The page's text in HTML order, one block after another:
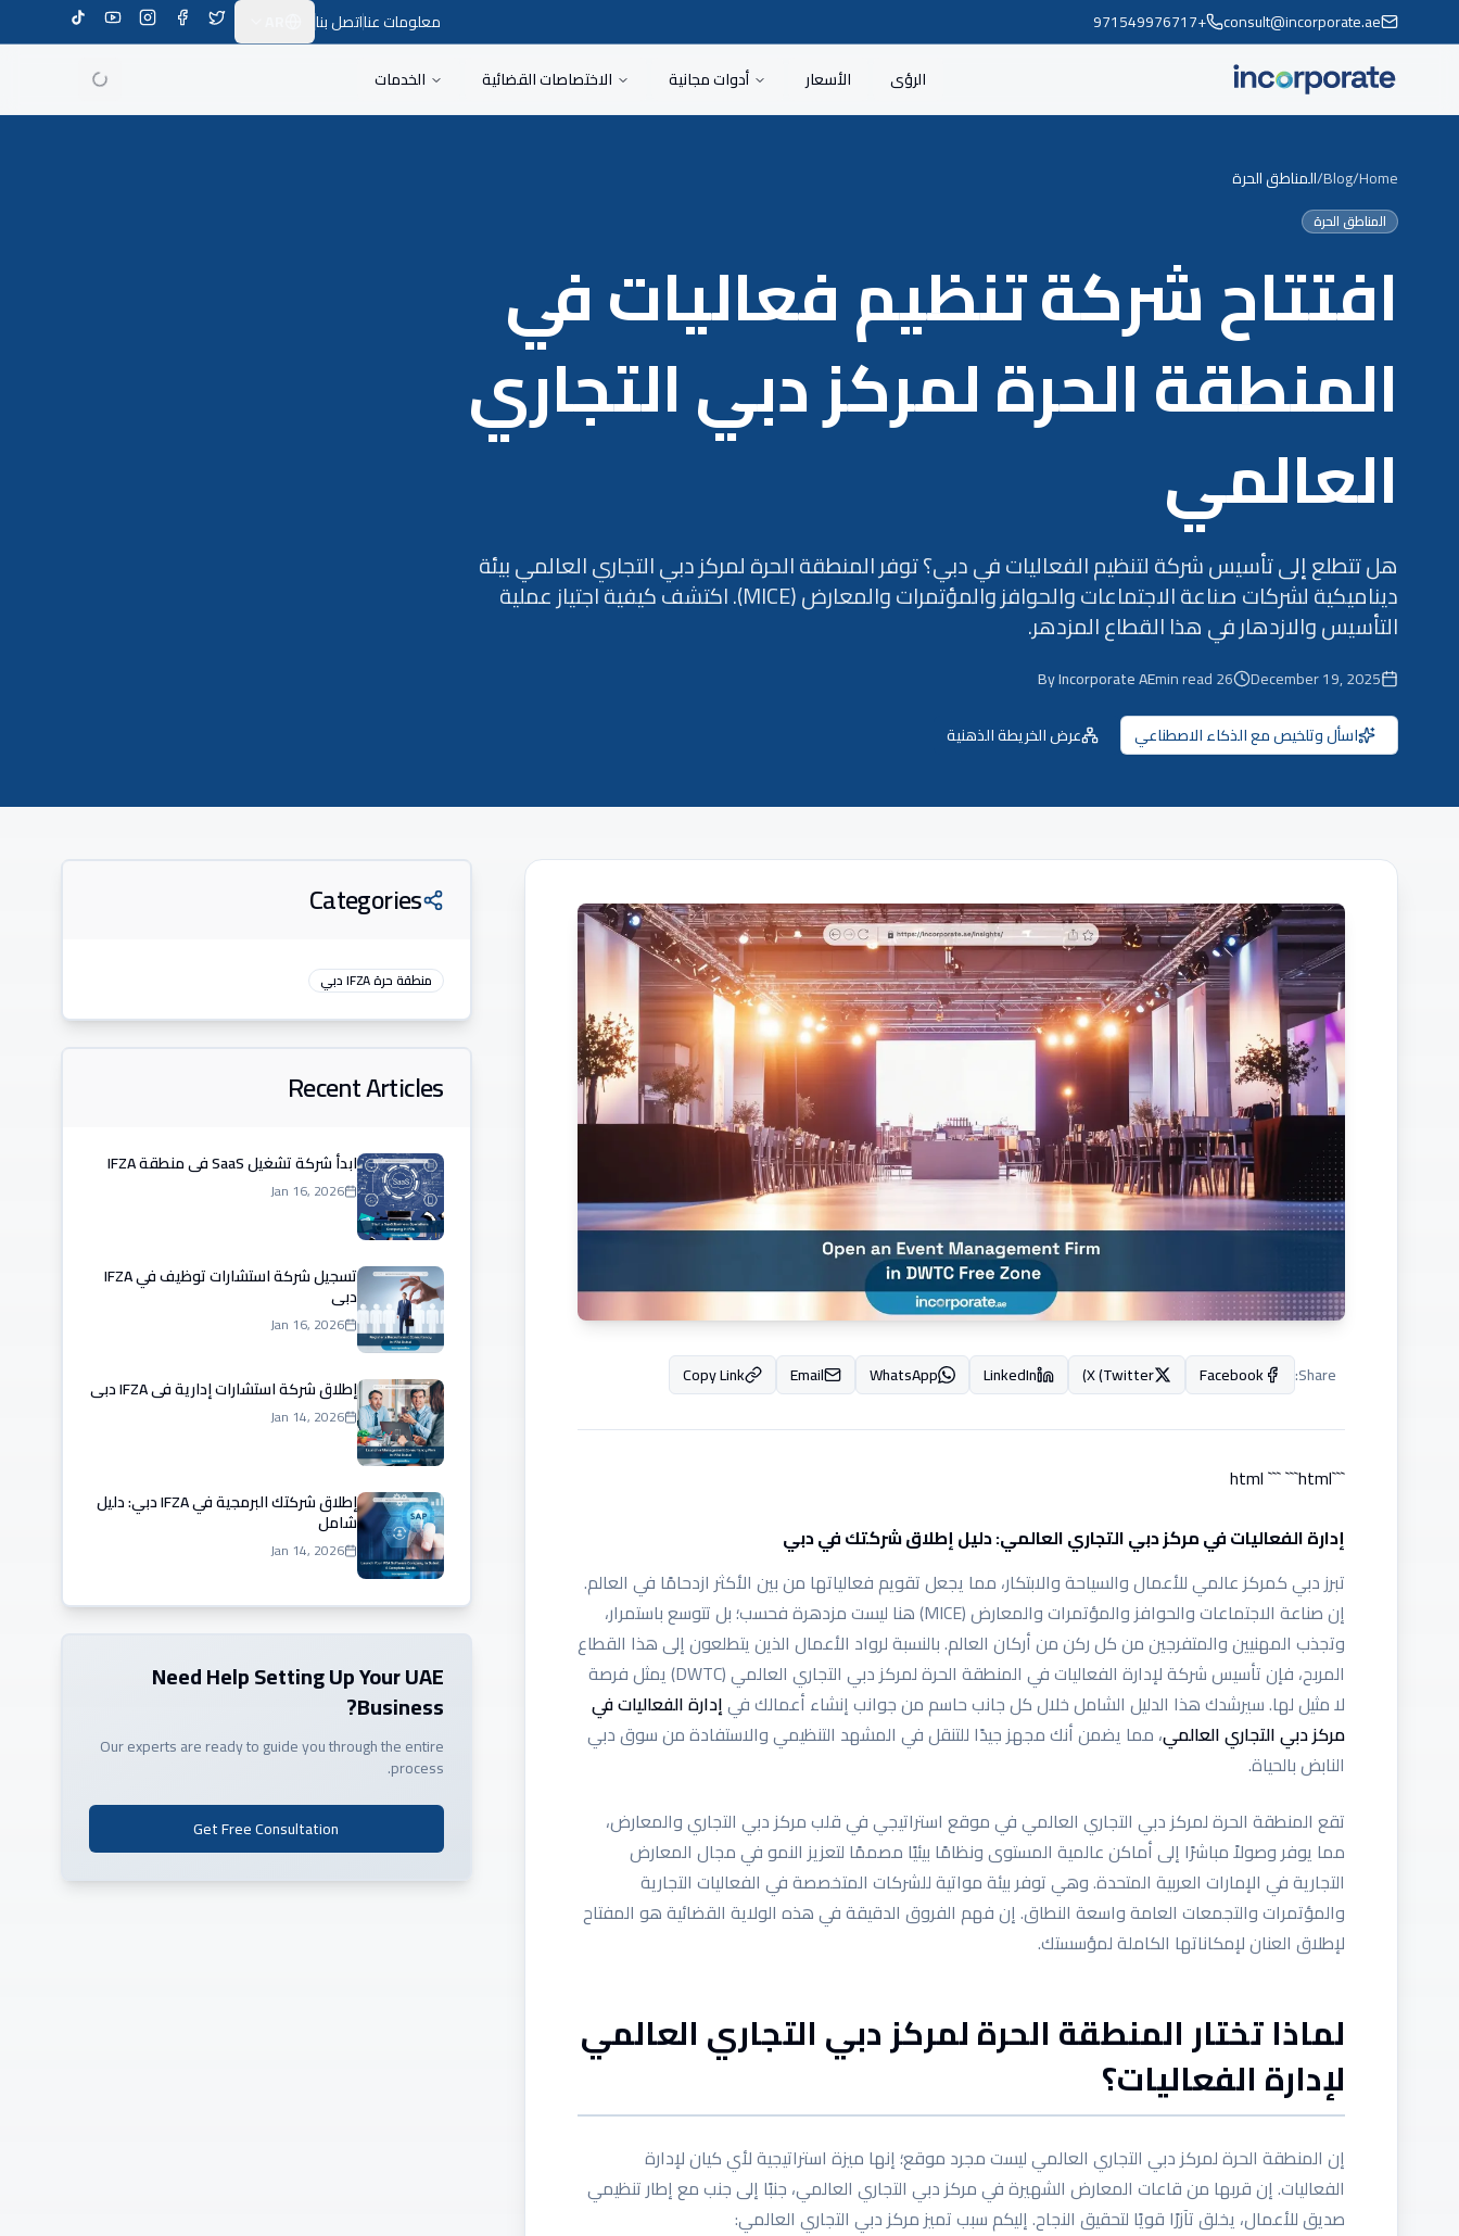
consult@incorporate.ae
+971549976717 معلومات عنااتصل بنا
Switch Language
الخدمات
الاختصاصات القضائية أدوات مجانية الأسعار الرؤى
Home
/
Blog
/المناطق الحرة
المناطق الحرة
افتتاح شركة تنظيم فعاليات في
المنطقة الحرة لمركز دبي التجاري
العالمي
هل تتطلع إلى تأسيس شركة لتنظيم الفعاليات في دبي؟ توفر المنطقة الحرة لمركز دبي التجاري العالمي بيئة
ديناميكية لشركات صناعة الاجتماعات والحوافز والمؤتمرات والمعارض (MICE). اكتشف كيفية اجتياز عملية
التأسيس والازدهار في هذا القطاع المزدهر.
December 19, 2025
26
By Incorporate AE
اسأل وتلخيص مع الذكاء الاصطناعي
عرض الخريطة الذهنية
Share:
Facebook
X (Twitter)
LinkedIn
WhatsApp
Email
Copy Link
```html ``` ```html
إدارة الفعاليات في مركز دبي التجاري العالمي: دليل إطلاق شركتك في دبي
تبرز دبي كمركز عالمي للأعمال والسياحة والابتكار، مما يجعل تقويم فعالياتها من بين الأكثر ازدحامًا في العالم.
إن صناعة الاجتماعات والحوافز والمؤتمرات والمعارض (MICE) هنا ليست مزدهرة فحسب؛ بل تتوسع باستمرار،
وتجذب المهنيين والمتفرجين من كل ركن من أركان العالم. بالنسبة لرواد الأعمال الذين يتطلعون إلى هذا القطاع
المربح، فإن تأسيس شركة لإدارة الفعاليات في المنطقة الحرة لمركز دبي التجاري العالمي (DWTC) يمثل فرصة
لا مثيل لها. سيرشدك هذا الدليل الشامل خلال كل جانب حاسم من جوانب إنشاء أعمالك فيإدارة الفعاليات في
مركز دبي التجاري العالمي، مما يضمن أنك مجهز جيدًا للتنقل في المشهد التنظيمي والاستفادة من سوق دبي
النابض بالحياة.
تقع المنطقة الحرة لمركز دبي التجاري العالمي في موقع استراتيجي في قلب مركز دبي التجاري والمعارض،
مما يوفر وصولاً مباشرًا إلى أماكن عالمية المستوى ونظامًا بيئيًا مصممًا لتعزيز النمو في مجال المعارض
التجارية في الإمارات العربية المتحدة. وهي توفر بيئة مواتية للشركات المتخصصة في الفعاليات التجارية
والمؤتمرات والتجمعات العامة واسعة النطاق. إن فهم الفروق الدقيقة في هذه الولاية القضائية هو المفتاح
لإطلاق العنان لإمكاناتها الكاملة لمؤسستك.
لماذا تختار المنطقة الحرة لمركز دبي التجاري العالمي
لإدارة الفعاليات؟
إن المنطقة الحرة لمركز دبي التجاري العالمي ليست مجرد موقع؛ إنها ميزة استراتيجية لأي كيان لإدارة
الفعاليات. إن قربها من قاعات المعارض الشهيرة في مركز دبي التجاري العالمي، جنبًا إلى جنب مع إطار تنظيمي
صديق للأعمال، يخلق تآزرًا قويًا لتحقيق النجاح. إليكم سبب تميز مركز دبي التجاري العالمي:
Categories
منطقة حرة IFZA دبي
Recent Articles
ابدأ شركة تشغيل SaaS في منطقة IFZA
Jan 16, 2026
تسجيل شركة استشارات توظيف في IFZA
دبي
Jan 16, 2026
إطلاق شركة استشارات إدارية في IFZA دبي
Jan 14, 2026
إطلاق شركتك البرمجية في IFZA دبي: دليل
شامل
Jan 14, 2026
Need Help Setting Up Your UAE
Business?
Our experts are ready to guide you through the entire
process.
Get Free Consultation